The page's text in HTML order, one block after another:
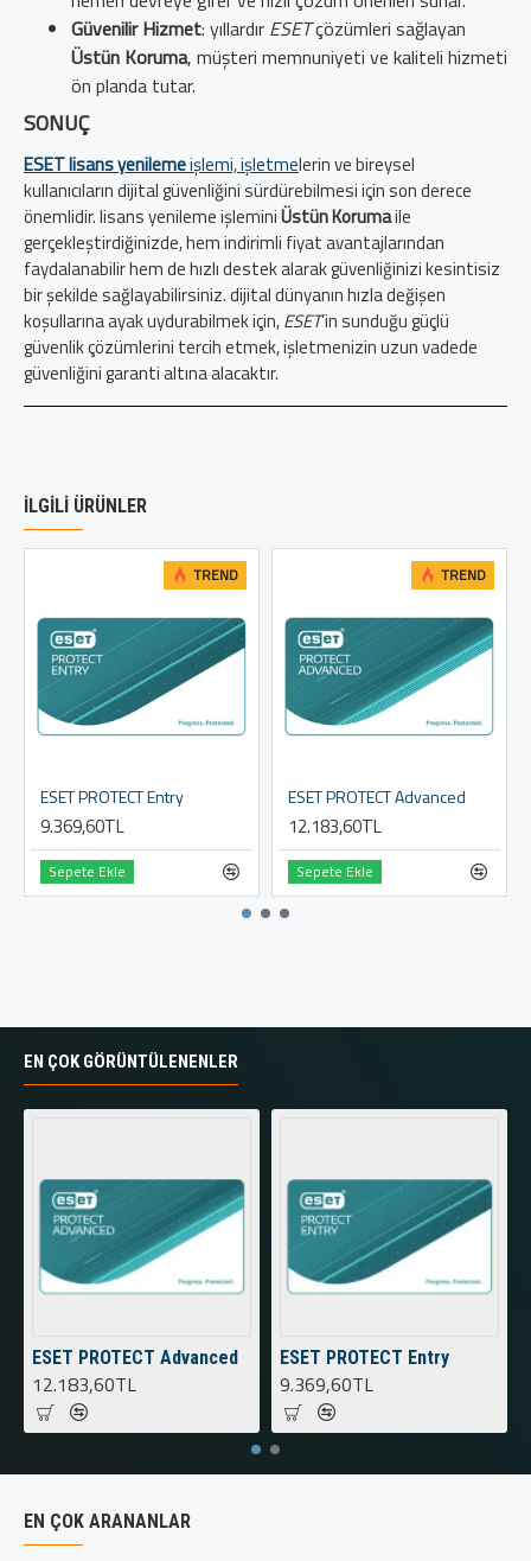
Güvenilir Hizmet: yıllardır ESETçözümleri sağlayan
Üstün Koruma, müşteri memnuniyeti ve kaliteli hizmeti
ön planda tutar.
SONUÇ
ESET lisans yenilemeişlemi, işletmelerin ve bireysel
kullanıcıların dijital güvenliğini sürdürebilmesi için son derece
önemlidir. lisans yenileme işleminiÜstün Korumaile
gerçekleştirdiğinizde, hem indirimli fiyat avantajlarından
faydalanabilir hem de hızlı destek alarak güvenliğinizi kesintisiz
bir şekilde sağlayabilirsiniz. dijital dünyanın hızla değişen
koşullarına ayak uydurabilmek için,ESET’in sunduğu güçlü
güvenlik çözümlerini tercih etmek, işletmenizin uzun vadede
güvenliğini garanti altına alacaktır.
İLGILI ÜRÜNLER
TREND
ESET PROTECT Entry
9.369,60TL
Sepete Ekle
TREND
ESET PROTECT Advanced
12.183,60TL
Sepete Ekle
EN ÇOK GÖRÜNTÜLENENLER
ESET PROTECT Advanced
12.183,60TL
ESET PROTECT Entry
9.369,60TL
EN ÇOK ARANANLAR